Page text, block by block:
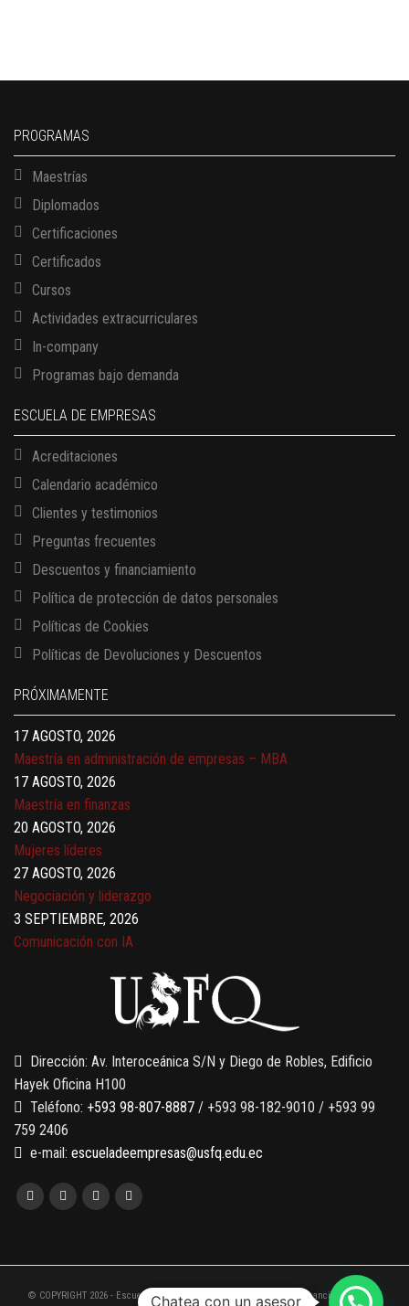
PROGRAMAS
Maestrías
Diplomados
Certificaciones
Certificados
Cursos
Actividades extracurriculares
In-company
Programas bajo demanda
ESCUELA DE EMPRESAS
Acreditaciones
Calendario académico
Clientes y testimonios
Preguntas frecuentes
Descuentos y financiamiento
Política de protección de datos personales
Políticas de Cookies
Políticas de Devoluciones y Descuentos
PRÓXIMAMENTE
13 AGOSTO, 2026
17 AGOSTO, 2026
Gerencia de empresas familiares
17 AGOSTO, 2026
Maestría en administración de empresas – MBA
17 AGOSTO, 2026
Maestría en finanzas
20 AGOSTO, 2026
Mujeres líderes
27 AGOSTO, 2026
Negociación y liderazgo
3 SEPTIEMBRE, 2026
Comunicación con IA
Gobernanza de datos
13 AGOSTO, 2026
Finanzas para no financieros
Dirección: Av. Interoceánica S/N y Diego de Robles, Edificio
Hayek Oficina H100
Teléfono: +593 98-807-8887 / +593 98-182-9010 / +593 99
759 2406
e-mail: escueladeempresas@usfq.edu.ec
© COPYRIGHT 2026 - Escuela de Empresas de la Universidad San Francisco de Quito
Chatea con un asesor